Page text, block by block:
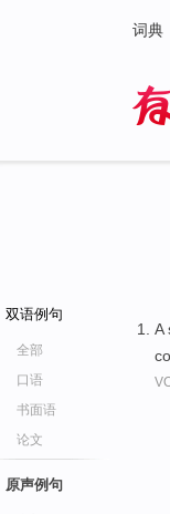
词典
双语例句
全部
口语
书面语
论文
原声例句
A